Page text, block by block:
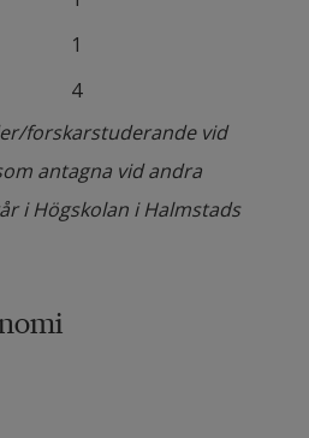
1
4
forskarstuderande vid
antagna vid andra
i Högskolan i Halmstads